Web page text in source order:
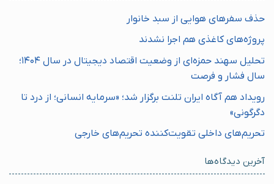
حذف سفرهای هوایی از سبد خانوار
پروژه‌های کاغذی هم اجرا نشدند
تحلیل سهند حمزه‌ای از وضعیت اقتصاد دیجیتال در سال ۱۴۰۴؛
سال فشار و فرصت
رویداد هم آگاه ایران تلنت برگزار شد؛ «سرمایه انسانی؛ از درد تا
دگرگونی»
تحریم‌های داخلی تقویت‌کننده تحریم‌های خارجی
آخرین دیدگاه‌ها